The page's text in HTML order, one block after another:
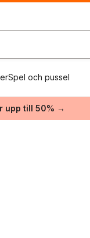
Spel och pussel
upp till 50% →